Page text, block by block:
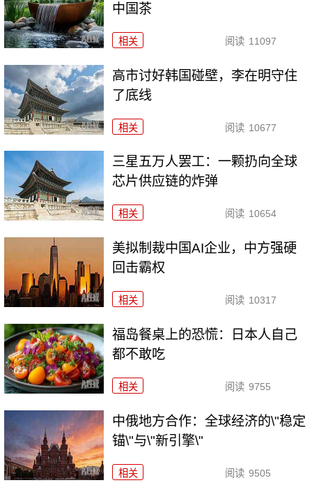
中国茶
相关 阅读 11097
高市讨好韩国碰壁，李在明守住
了底线
相关 阅读 10677
三星五万人罢工：一颗扔向全球
芯片供应链的炸弹
相关 阅读 10654
美拟制裁中国AI企业，中方强硬
回击霸权
相关 阅读 10317
福岛餐桌上的恐慌：日本人自己
都不敢吃
相关 阅读 9755
中俄地方合作：全球经济的\"稳定
锚\"与\"新引擎\"
相关 阅读 9505